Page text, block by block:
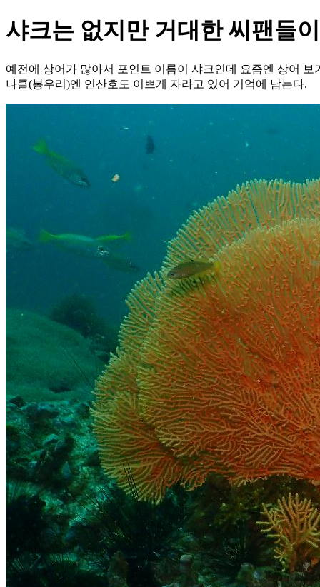
샤크는 없지만 거대한 씨팬들
예전에 상어가 많아서 포인트 이름이 샤크인데 요즘엔 상어
나클(봉우리)엔 연산호도 이쁘게 자라고 있어 기억에 남는다.